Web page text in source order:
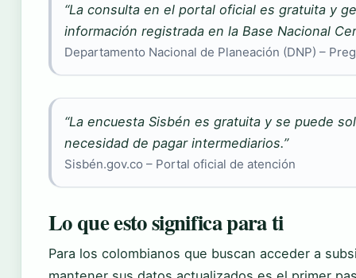
“La consulta en el portal oficial es gratuita y
información registrada en la Base Nacional
Departamento Nacional de Planeación (DNP) –
“La encuesta Sisbén es gratuita y se puede
necesidad de pagar intermediarios.”
Sisbén.gov.co – Portal oficial de atención
Lo que esto significa para ti
Para los colombianos que buscan acceder a